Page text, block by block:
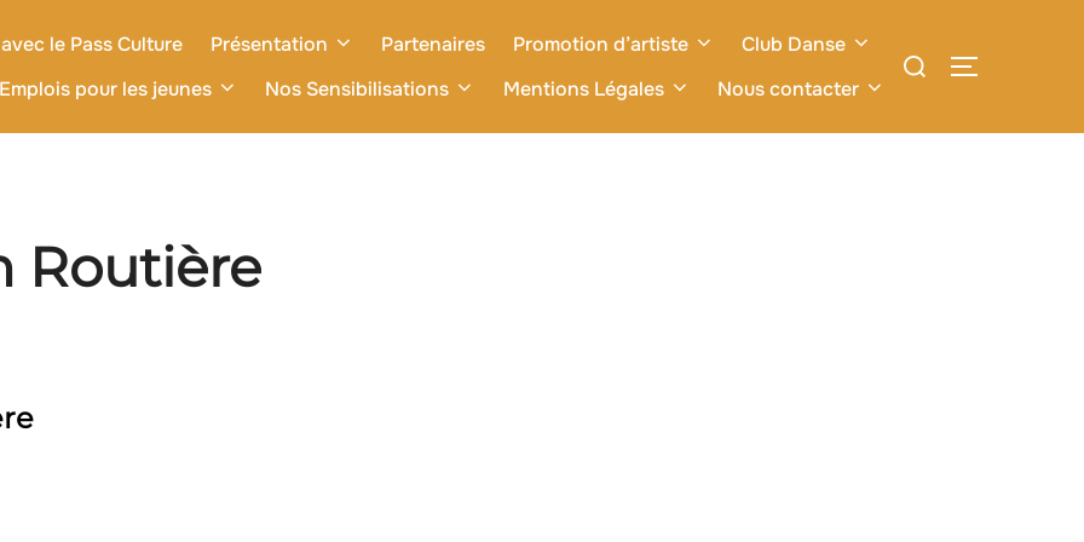
le Pass Culture Présentation Partenaires Promotion d’artiste
Club Danse
pour les jeunes
Nos Sensibilisations Mentions Légales Nous contacter
Routière